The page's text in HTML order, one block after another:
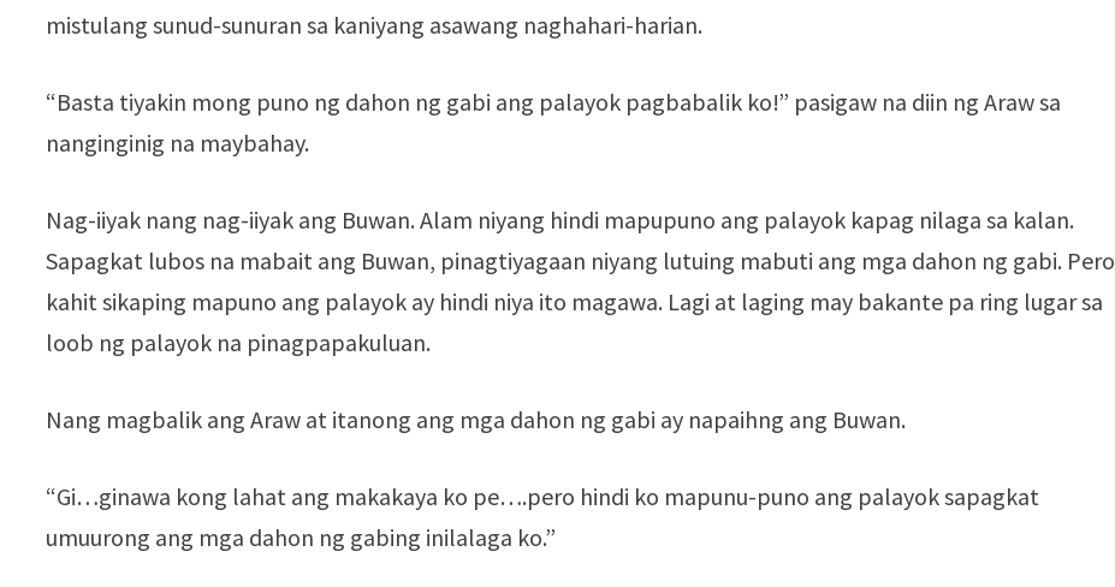
mistulang sunud-sunuran sa kaniyang asawang naghahari-harian.
“Basta tiyakin mong puno ng dahon ng gabi ang palayok pagbabalik ko!” pasigaw na diin ng Araw sa
nanginginig na maybahay.
Nag-iiyak nang nag-iiyak ang Buwan. Alam niyang hindi mapupuno ang palayok kapag nilaga sa kalan.
Sapagkat lubos na mabait ang Buwan, pinagtiyagaan niyang lutuing mabuti ang mga dahon ng gabi. Pero
kahit sikaping mapuno ang palayok ay hindi niya ito magawa. Lagi at laging may bakante pa ring lugar sa
loob ng palayok na pinagpapakuluan.
Nang magbalik ang Araw at itanong ang mga dahon ng gabi ay napaihng ang Buwan.
“Gi…ginawa kong lahat ang makakaya ko pe….pero hindi ko mapunu-puno ang palayok sapagkat
umuurong ang mga dahon ng gabing inilalaga ko.”